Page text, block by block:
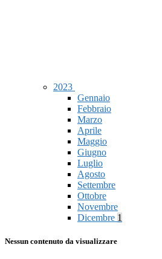
2023
Gennaio
Febbraio
Marzo
Aprile
Maggio
Giugno
Luglio
Agosto
Settembre
Ottobre
Novembre
Dicembre 1
Nessun contenuto da visualizzare